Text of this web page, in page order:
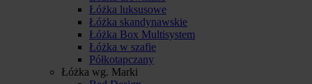
Łóżka luksusowe
Łóżka skandynawskie
Łóżka Box Multisystem
Łóżka w szafie
Półkotapczany
Łóżka wg. Marki